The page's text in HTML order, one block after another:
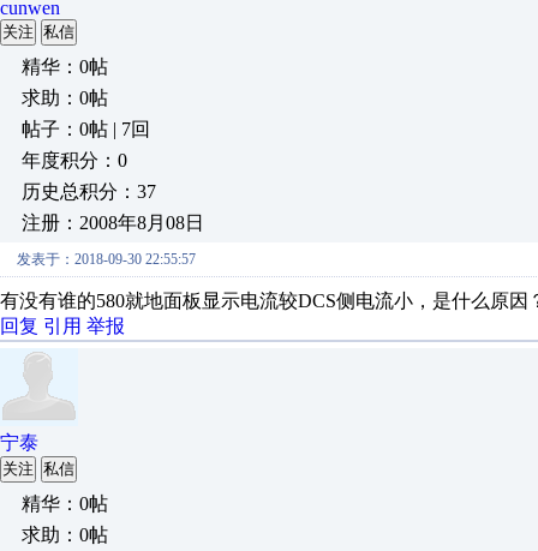
cunwen
关注 私信
精华：0帖
求助：0帖
帖子：0帖 | 7回
年度积分：0
历史总积分：37
注册：2008年8月08日
发表于：2018-09-30 22:55:57
有没有谁的580就地面板显示电流较DCS侧电流小，是什么原因
回复 引用 举报
宁泰
关注 私信
精华：0帖
求助：0帖